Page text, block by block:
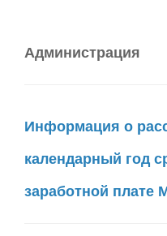
Администрация
Информация о
календарный год
заработной плате